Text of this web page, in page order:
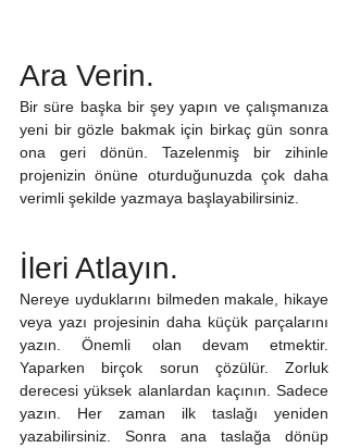
Ara Verin.
Bir süre başka bir şey yapın ve çalışmanıza
yeni bir gözle bakmak için birkaç gün sonra
ona geri dönün. Tazelenmiş bir zihinle
projenizin önüne oturduğunuzda çok daha
verimli şekilde yazmaya başlayabilirsiniz.
İleri Atlayın.
Nereye uyduklarını bilmeden makale, hikaye
veya yazı projesinin daha küçük parçalarını
yazın. Önemli olan devam etmektir.
Yaparken birçok sorun çözülür. Zorluk
derecesi yüksek alanlardan kaçının. Sadece
yazın. Her zaman ilk taslağı yeniden
yazabilirsiniz. Sonra ana taslağa dönüp